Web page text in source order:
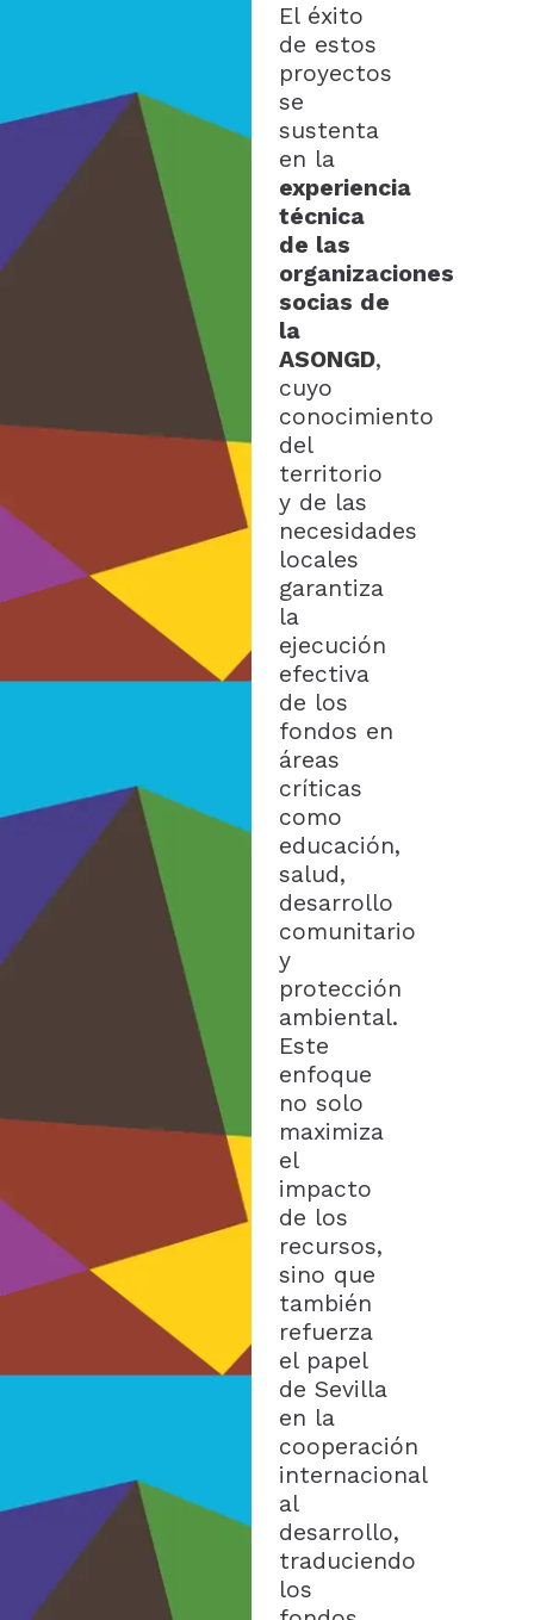
El éxito
de estos
proyectos
se
sustenta
en la
experiencia
técnica
de las
organizaciones
socias de
la
ASONGD,
cuyo
conocimiento
del
territorio
y de las
necesidades
locales
garantiza
la
ejecución
efectiva
de los
fondos en
áreas
críticas
como
educación,
salud,
desarrollo
comunitario
y
protección
ambiental.
Este
enfoque
no solo
maximiza
el
impacto
de los
recursos,
sino que
también
refuerza
el papel
de Sevilla
en la
cooperación
internacional
al
desarrollo,
traduciendo
los